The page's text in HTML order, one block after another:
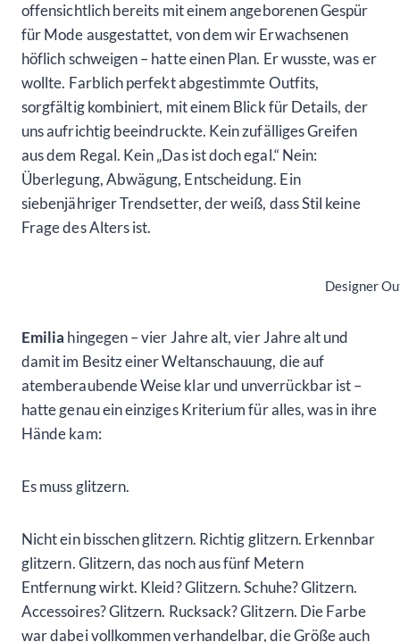
offensichtlich bereits mit einem angeborenen Gespür
für Mode ausgestattet, von dem wir Erwachsenen
höflich schweigen – hatte einen Plan. Er wusste, was er
wollte. Farblich perfekt abgestimmte Outfits,
sorgfältig kombiniert, mit einem Blick für Details, der
uns aufrichtig beeindruckte. Kein zufälliges Greifen
aus dem Regal. Kein „Das ist doch egal.“ Nein:
Überlegung, Abwägung, Entscheidung. Ein
siebenjähriger Trendsetter, der weiß, dass Stil keine
Frage des Alters ist.
Designer
Emilia hingegen – vier Jahre alt, vier Jahre alt und
damit im Besitz einer Weltanschauung, die auf
atemberaubende Weise klar und unverrückbar ist –
hatte genau ein einziges Kriterium für alles, was in ihre
Hände kam:
Es muss glitzern.
Nicht ein bisschen glitzern. Richtig glitzern. Erkennbar
glitzern. Glitzern, das noch aus fünf Metern
Entfernung wirkt. Kleid? Glitzern. Schuhe? Glitzern.
Accessoires? Glitzern. Rucksack? Glitzern. Die Farbe
war dabei vollkommen verhandelbar, die Größe auch